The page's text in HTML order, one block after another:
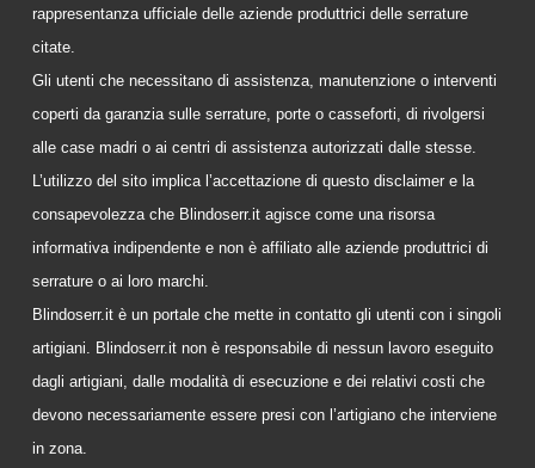
rappresentanza ufficiale delle aziende produttrici delle serrature
citate.
Gli utenti che necessitano di assistenza, manutenzione o interventi
coperti da garanzia sulle serrature, porte o casseforti, di rivolgersi
alle case madri o ai centri di assistenza autorizzati dalle stesse.
L’utilizzo del sito implica l’accettazione di questo disclaimer e la
consapevolezza che Blindoserr.it agisce come una risorsa
informativa indipendente e non è affiliato alle aziende produttrici di
serrature o ai loro marchi.
Blindoserr.it è un portale che mette in contatto gli utenti con i singoli
artigiani. Blindoserr.it non è responsabile di nessun lavoro eseguito
dagli artigiani, dalle modalità di esecuzione e dei relativi costi che
devono necessariamente essere presi con l’artigiano che interviene
in zona.